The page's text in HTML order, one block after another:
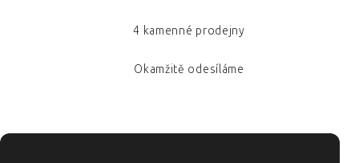
4 kamenné prodejny
Okamžitě odesíláme
ZÁPATÍ